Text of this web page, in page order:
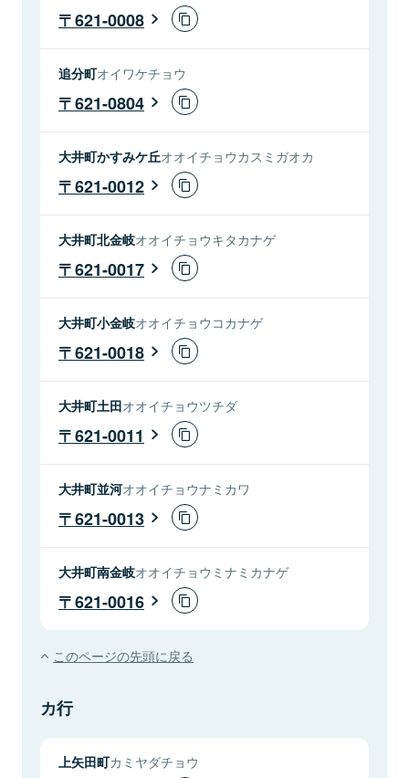
621-0008
追分町オイワケチョウ
621-0804
大井町かすみケ丘オオイチョウカスミガオカ
621-0012
大井町北金岐オオイチョウキタカナゲ
621-0017
大井町小金岐オオイチョウコカナゲ
621-0018
大井町土田オオイチョウツチダ
621-0011
大井町並河オオイチョウナミカワ
621-0013
大井町南金岐オオイチョウミナミカナゲ
621-0016
このページの先頭に戻る
カ行
上矢田町カミヤダチョウ